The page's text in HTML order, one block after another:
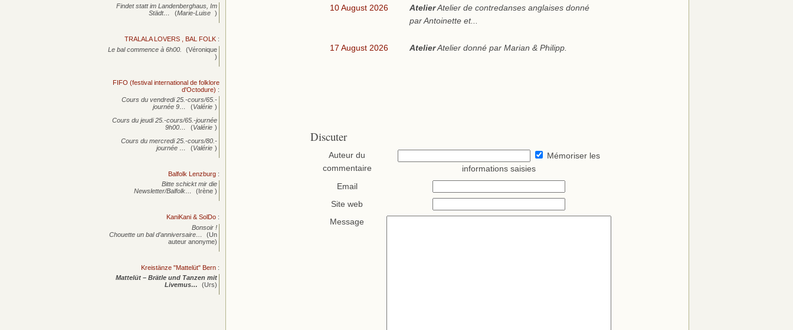
10 August 2026 AtelierAtelier de contredanses anglaises donné
par Antoinette et...
17 August 2026 AtelierAtelier donné par Marian & Philipp.
Discuter
Auteur du
commentaire
Mémoriser les
informations saisies
Email
Site web
Message
Findet statt im Landenberghaus, Im
Städt…
(Marie-Luise )
TRALALA LOVERS , BAL FOLK :
Le bal commence à 6h00.
(Véronique
)
FIFO (festival international de folklore
d'Octodure) :
Cours du vendredi 25.-cours/65.-
journée 9… (Valérie )
Cours du jeudi 25.-cours/65.-journée
9h00…
(Valérie )
Cours du mercredi 25.-cours/80.-
journée … (Valérie )
Balfolk Lenzburg :
Bitte schickt mir die
Newsletter/Balfolk…
(Irène )
KaniKani & SolDo :
Bonsoir !
Chouette un bal d’anniversaire…
(Un
auteur anonyme)
Kreistänze "Mattelüt" Bern :
Mattelüt – Brätle und Tanzen mit
Livemus…
(Urs)